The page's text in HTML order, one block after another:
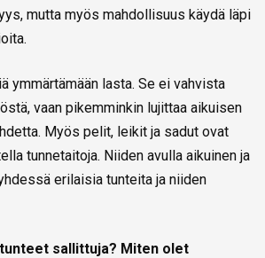
mutta myös mahdollisuus käydä läpi
ymmärtämään lasta. Se ei vahvista
vaan pikemminkin lujittaa aikuisen
Myös pelit, leikit ja sadut ovat
tunnetaitoja. Niiden avulla aikuinen ja
erilaisia tunteita ja niiden
sallittuja? Miten olet